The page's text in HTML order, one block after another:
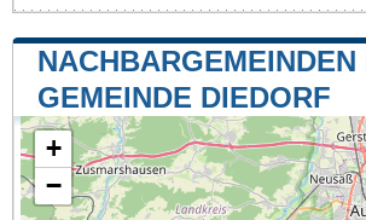
NACHBARGEMEINDEN
GEMEINDE DIEDORF
+
−